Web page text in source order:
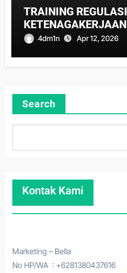
TRAINING REGULASI
KETENAGAKERJAAN
4dm1n Apr 12, 2026
Search
Kontak Kami
Marketing – Bella
No HP/WA : +6281380437616